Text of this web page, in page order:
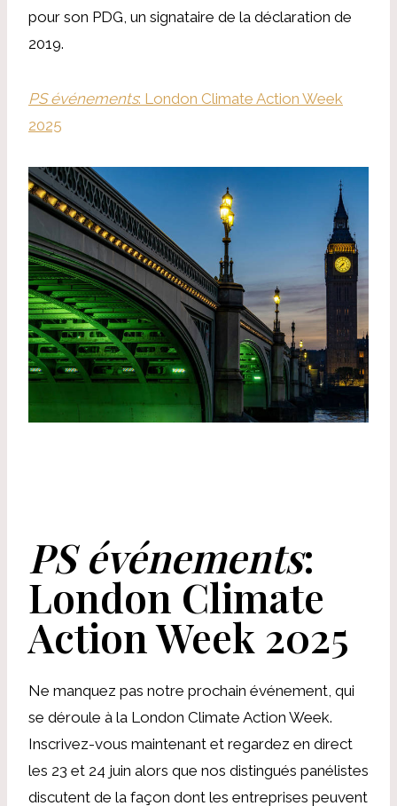
pour son PDG, un signataire de la déclaration de
2019.
PS événements: London Climate Action Week
2025
PS événements:
London Climate
Action Week 2025
Ne manquez pas notre prochain événement, qui
se déroule à la London Climate Action Week.
Inscrivez-vous maintenant et regardez en direct
les 23 et 24 juin alors que nos distingués panélistes
discutent de la façon dont les entreprises peuvent